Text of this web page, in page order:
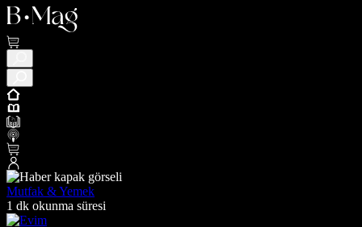
Mutfak & Yemek
1 dk okunma süresi